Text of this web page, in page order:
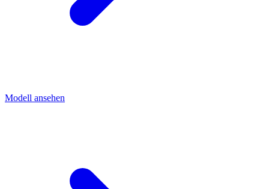
Modell ansehen